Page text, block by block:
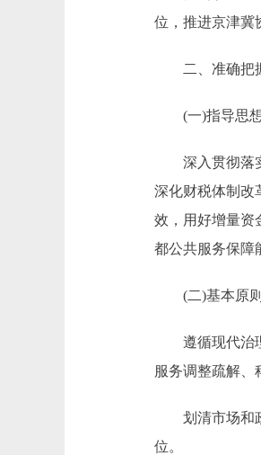
位，推进京津冀
二、准确把握
(一)指导思
深入贯彻落实
深化财税体制改
效，用好增量资
都公共服务保障
(二)基本原则
遵循现代治理
服务调整疏解、
划清市场和政
位。